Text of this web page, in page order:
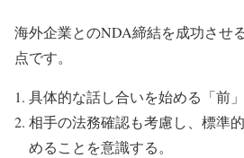
海外企業とのNDA締結を成功させ
点です。
具体的な話し合いを始める「前
相手の法務確認も考慮し、標準
めることを意識する。